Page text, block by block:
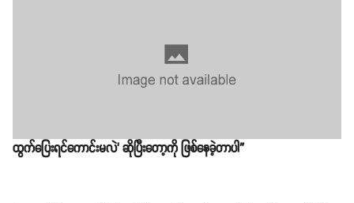
ထွက်ပြေးရင်ကောင်းမလဲ’ ဆိုပြီးတော့ကို ဖြစ်နေခဲ့တာပါ”